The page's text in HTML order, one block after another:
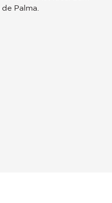
Palma.
zu verwalten, um die